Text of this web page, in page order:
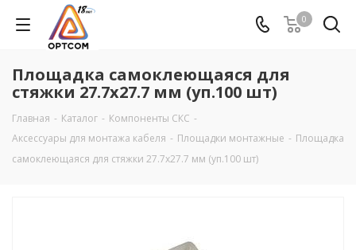
0
Площадка самоклеющаяся для
стяжки 27.7х27.7 мм (уп.100 шт)
Главная - Каталог - Компоненты СКС -
Аксеcсуары для монтажа кабеля - Площадки монтажные - Площадка
самоклеющаяся для стяжки 27.7х27.7 мм (уп.100 шт)